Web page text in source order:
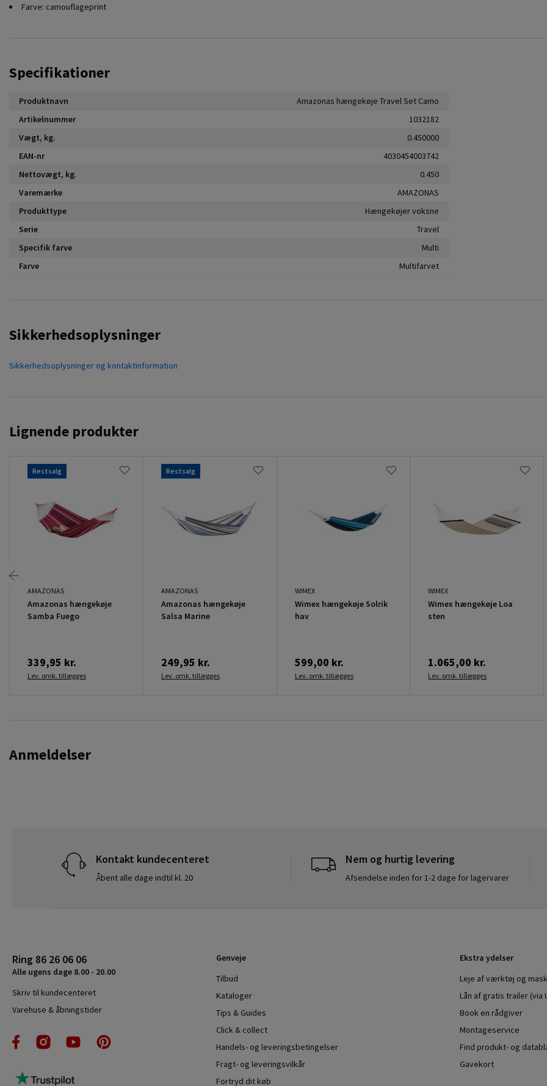
Farve: camouflageprint
Specifikationer
Produktnavn
Amazonas hængekøje Travel Set Camo
Artikelnummer
1032182
Vægt, kg.
0.450000
EAN-nr
4030454003742
Nettovægt, kg.
0.450
Varemærke
AMAZONAS
Produkttype
Hængekøjer voksne
Serie
Travel
Specifik farve
Multi
Farve
Multifarvet
Sikkerhedsoplysninger
Sikkerhedsoplysninger og kontaktinformation
Lignende produkter
Restsalg
AMAZONAS
Amazonas hængekøje
Samba Fuego
339,95 kr.
Lev. omk. tillægges
Restsalg
AMAZONAS
Amazonas hængekøje
Salsa Marine
249,95 kr.
Lev. omk. tillægges
WIMEX
Wimex hængekøje Solrik
hav
599,00 kr.
Lev. omk. tillægges
WIMEX
Wimex hængekøje Loa
sten
1.065,00 kr.
Lev. omk. tillægges
Anmeldelser
Kontakt kundecenteret
Åbent alle dage indtil kl. 20
Nem og hurtig levering
Afsendelse inden for 1-2 dage for lagervarer
Ring 86 26 06 06
Alle ugens dage 8.00 - 20.00
Skriv til kundecenteret
Varehuse & åbningstider
Genveje
Tilbud
Kataloger
Tips & Guides
Click & collect
Handels- og leveringsbetingelser
Fragt- og leveringsvilkår
Fortryd dit køb
Ekstra ydelser
Leje af værktøj og
Lån af gratis trailer (via
Book en rådgiver
Montageservice
Find produkt- og
Gavekort